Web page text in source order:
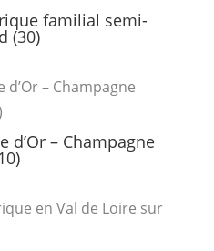
familial semi-
(30)
d’Or – Champagne